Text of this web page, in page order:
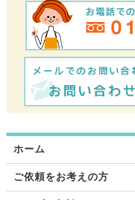
ホーム
ご依頼をお考えの方